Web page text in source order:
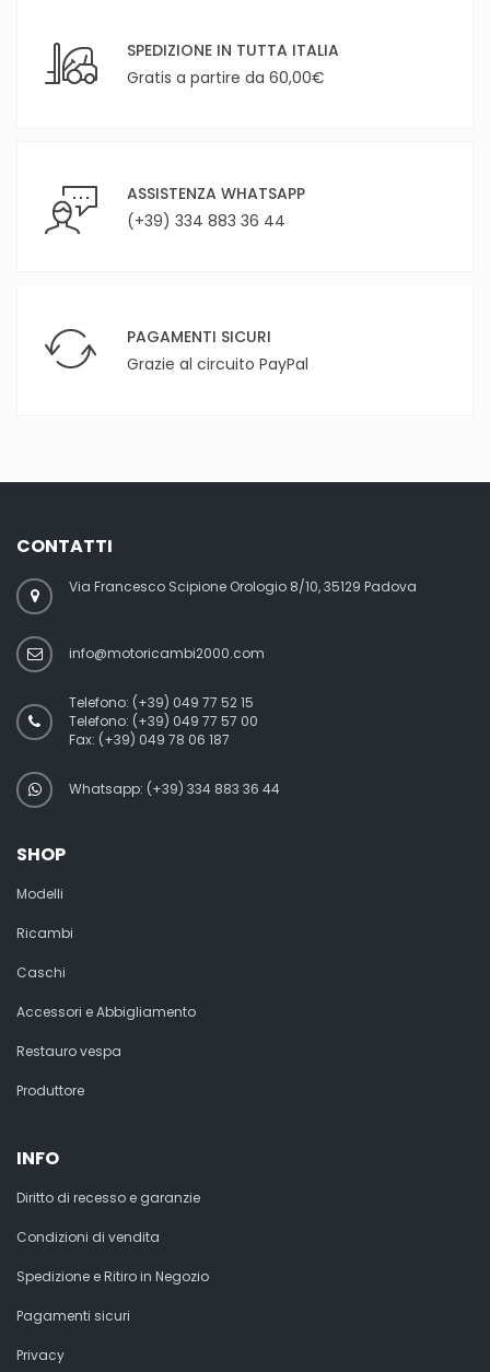
SPEDIZIONE IN TUTTA ITALIA
Gratis a partire da 60,00€
ASSISTENZA WHATSAPP
(+39) 334 883 36 44
PAGAMENTI SICURI
Grazie al circuito PayPal
CONTATTI
Via Francesco Scipione Orologio 8/10, 35129 Padova
info@motoricambi2000.com
Telefono: (+39) 049 77 52 15
Telefono: (+39) 049 77 57 00
Fax: (+39) 049 78 06 187
Whatsapp: (+39) 334 883 36 44
SHOP
Modelli
Ricambi
Caschi
Accessori e Abbigliamento
Restauro vespa
Produttore
INFO
Diritto di recesso e garanzie
Condizioni di vendita
Spedizione e Ritiro in Negozio
Pagamenti sicuri
Privacy